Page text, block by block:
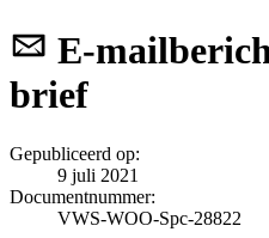
E-
brief
Gepubliceerd op:
9 juli 2021
Documentnummer:
VWS-WOO-Spc-28822